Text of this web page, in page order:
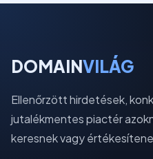
DOMAINVILÁG
Ellenőrzött hirdetések,
jutalékmentes piactér
keresnek vagy